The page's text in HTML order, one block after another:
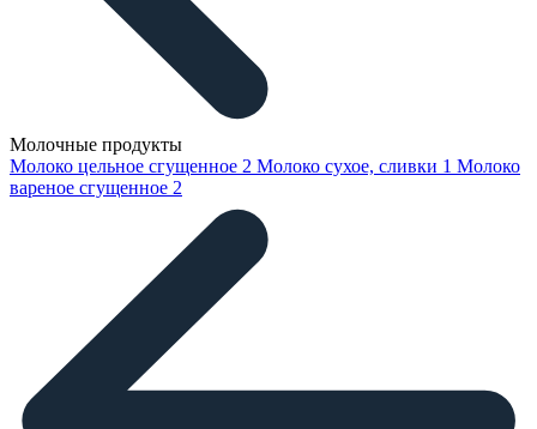
Молочные продукты
Молоко цельное сгущенное 2 Молоко сухое, сливки 1 Молоко
вареное сгущенное 2